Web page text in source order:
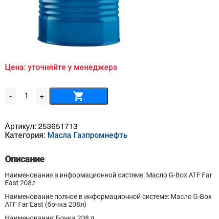
Цена: уточняйте у менеджера
- Количество
товара
Box
ATF
Far
+
Артикул: 253651713
Категория: Масла Газпромнефть
Описание
Наименование в информационной системе: Масло G-Box ATF Far
East 208л
Наименование полное в информационной системе: Масло G-Box
ATF Far East (бочка 208л)